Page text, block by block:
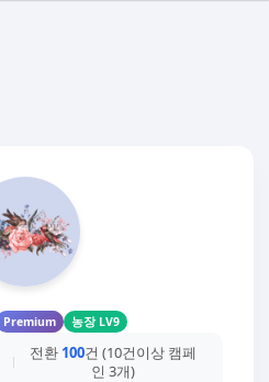
Premium 농장 LV9
전환 100건 (10건이상 캠페
인 3개)